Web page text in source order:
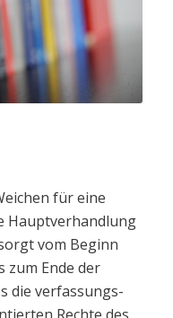
für eine
Hauptverhandlung
vom Beginn
zum Ende der
die verfassungs-